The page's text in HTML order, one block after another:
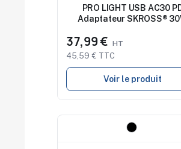
PRO LIGHT USB AC30
Adaptateur SKROSS®
37,99 €
45,59 € TTC
Voir le produit